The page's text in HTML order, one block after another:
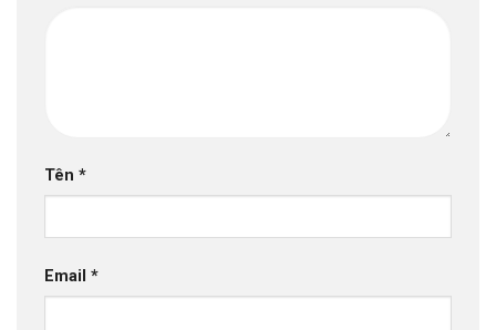
Tên *
Email *